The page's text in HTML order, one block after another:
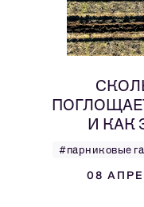
И КАК
#парниковые
08